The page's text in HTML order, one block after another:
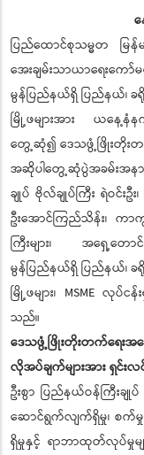
ပြည်ထောင်စုသမ္မတ မြ
အေးချမ်းသာယာရေးက
မွန်ပြည်နယ်ရှိ ပြည်နယ်၊ ခ
မြို့ဖများအား ယနေ့
တွေ့ဆုံ၍ ဒေသဖွံ့ဖြိုးတိုးတက်
အဆိုပါတွေ့ဆုံပွဲအခမ်းအန
ချုပ် ဗိုလ်ချုပ်ကြီး ရဲဝင်းဦး
ဦးအောင်ကြည်သိန်း၊ ကာ
ကြီးများ၊ အရှေ့တောင်
မွန်ပြည်နယ်ရှိ ပြည်နယ်၊ ခ
မြို့ဖများ၊ MSME လုပ်
သည်။
ဒေသဖွံ့ဖြိုးတိုးတက်ရေး
လိုအပ်ချက်များအား ရှင်းလ
ဦးစွာ ပြည်နယ်ဝန်ကြီးချု
ဆောင်ရွက်လျက်ရှိမှု၊ စ
ရှိမှုနှင့် ရာဘာထုတ်လုပ်မှုမ